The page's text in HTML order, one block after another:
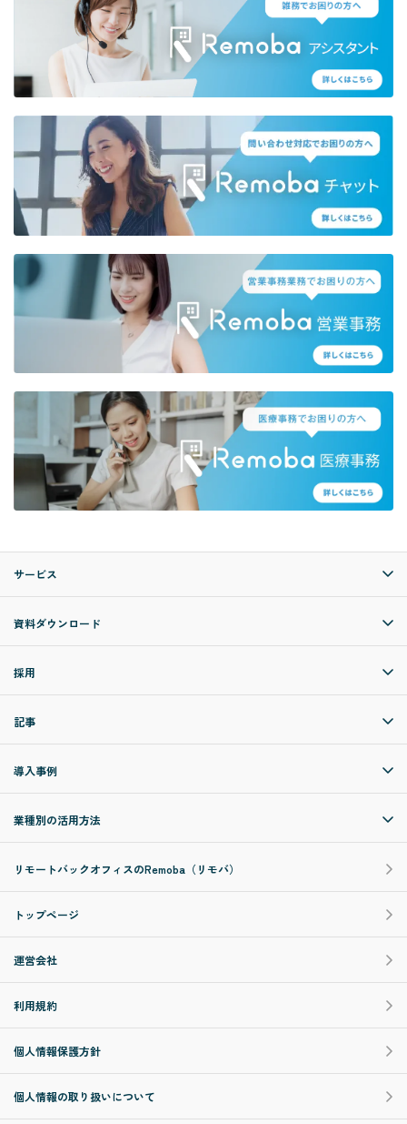
サービス
資料ダウンロード
採用
記事
導入事例
業種別の活用方法
リモートバックオフィスのRemoba（リモバ）
トップページ
運営会社
利用規約
個人情報保護方針
個人情報の取り扱いについて